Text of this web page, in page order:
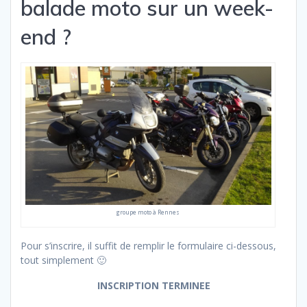
balade moto sur un week-
end ?
groupe moto à Rennes
Pour s’inscrire, il suffit de remplir le formulaire ci-dessous,
tout simplement 🙂
INSCRIPTION TERMINEE